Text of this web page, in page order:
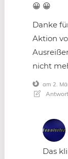
😀 😀
Danke
Aktion
nicht
am 2.
Das